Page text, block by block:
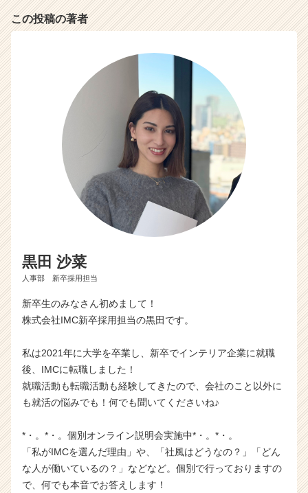
就
サ
リ
ア
（C
h
e
e
e
この投稿の著者
黒田 沙菜
人事部 新卒採用担当
新卒生のみなさん初めまして！
株式会社IMC新卒採用担当の黒田です。
私は2021年に大学を卒業し、新卒でインテリア企業に就職
後、IMCに転職しました！
就職活動も転職活動も経験してきたので、会社のこと以外に
も就活の悩みでも！何でも聞いてくださいね♪
*・。*・。個別オンライン説明会実施中*・。*・。
「私がIMCを選んだ理由」や、「社風はどうなの？」「どん
な人が働いているの？」などなど。個別で行っておりますの
で、何でも本音でお答えします！